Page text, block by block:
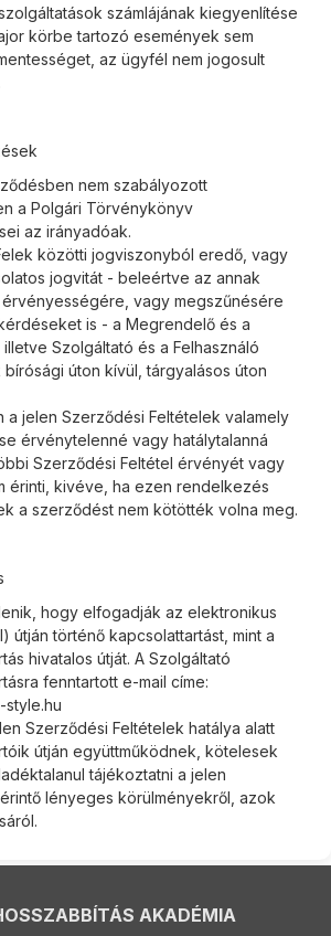
számlájának kiegyenlítése
körbe tartozó események sem
az ügyfél nem jogosult
nem szabályozott
a Polgári Törvénykönyv
az irányadóak.
közötti jogviszonyból eredő, vagy
jogvitát - beleértve az annak
vagy megszűnésére
is - a Megrendelő és a
Szolgáltató és a Felhasználó
úton kívül, tárgyalásos úton
a jelen Szerződési Feltételek valamely
érvénytelenné vagy hatálytalanná
Szerződési Feltétel érvényét vagy
érinti, kivéve, ha ezen rendelkezés
a szerződést nem kötötték volna meg.
hogy elfogadják az elektronikus
útján történő kapcsolattartást, mint a
hivatalos útját. A Szolgáltató
fenntartott e-mail címe:
style.hu
Szerződési Feltételek hatálya alatt
útján együttműködnek, kötelesek
tájékoztatni a jelen
lényeges körülményekről, azok
AKADÉMIA